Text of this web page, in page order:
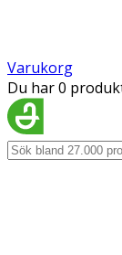
Varukorg
Du har 0